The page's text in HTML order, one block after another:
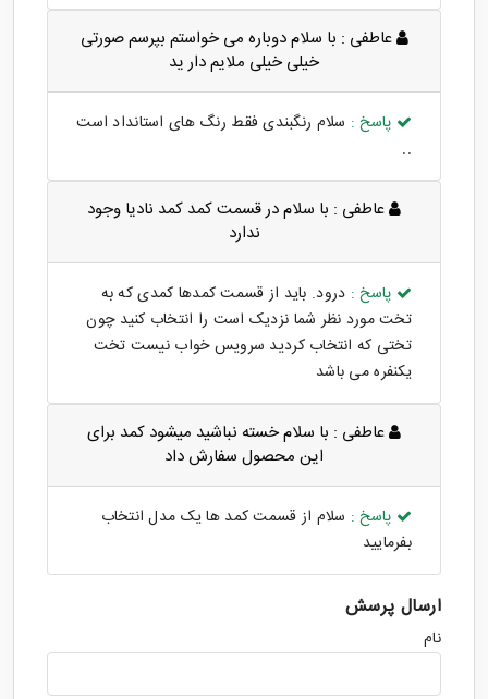
عاطفی : با سلام دوباره می خواستم بپرسم صورتی
خیلی خیلی ملایم دار ید
پاسخ : سلام رنگبندی فقط رنگ های استانداد است
..
عاطفی : با سلام در قسمت کمد کمد نادیا وجود
ندارد
پاسخ : درود. باید از قسمت کمدها کمدی که به
تخت مورد نظر شما نزدیک است را انتخاب کنید چون
تختی که انتخاب کردید سرویس خواب نیست تخت
یکنفره می باشد
عاطفی : با سلام خسته نباشید میشود کمد برای
این محصول سفارش داد
پاسخ : سلام از قسمت کمد ها یک مدل انتخاب
بفرمایید
ارسال پرسش
نام